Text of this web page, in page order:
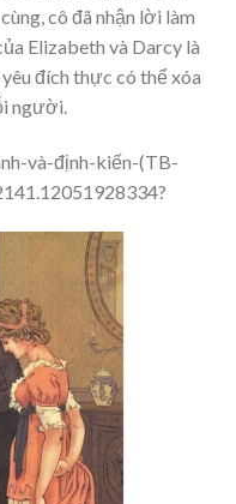
cô đã nhận lời làm
Elizabeth và Darcy là
đích thực có thể xóa
người.
và-định-kiến-(TB-